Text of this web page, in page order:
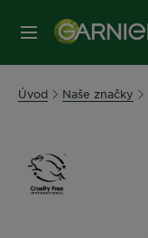
Úvod Naše značky